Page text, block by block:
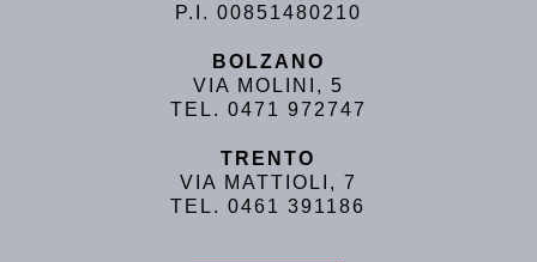
P.I. 00851480210
BOLZANO
VIA MOLINI, 5
TEL. 0471 972747
TRENTO
VIA MATTIOLI, 7
TEL. 0461 391186